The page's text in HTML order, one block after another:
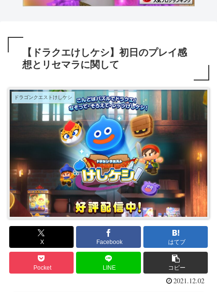
【ドラクエけしケシ】初日のプレイ感
想とリセマラに関して
ドラゴンクエストけしケシ
X Facebook はてブ
Pocket LINE コピー
2021.12.02